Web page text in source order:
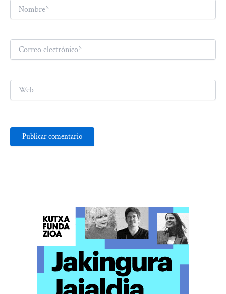
Correo
electrónico*
Web